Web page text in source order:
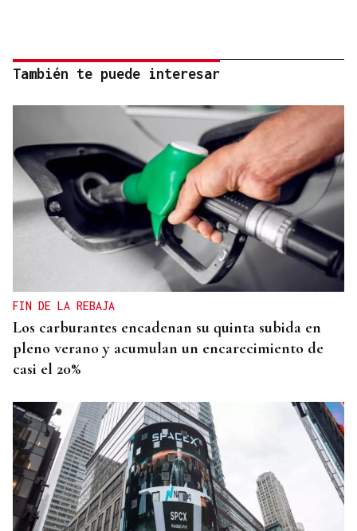
También te puede interesar
FIN DE LA REBAJA
Los carburantes encadenan su quinta subida en
pleno verano y acumulan un encarecimiento de
casi el 20%